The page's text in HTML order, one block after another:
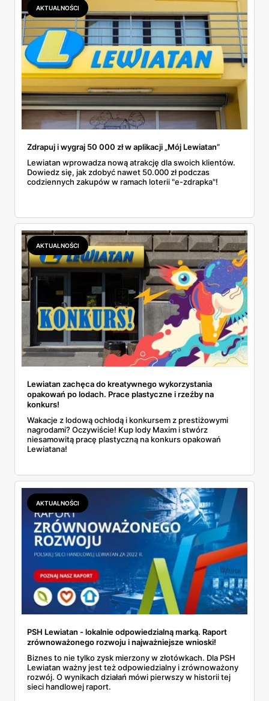
AKTUALNOŚCI
Zdrapuj i wygraj 50 000 zł w aplikacji „Mój Lewiatan”
Lewiatan wprowadza nową atrakcję dla swoich klientów.
Dowiedz się, jak zdobyć nawet 50.000 zł podczas
codziennych zakupów w ramach loterii "e-zdrapka"!
AKTUALNOŚCI
Lewiatan zachęca do kreatywnego wykorzystania
opakowań po lodach. Prace plastyczne i rzeźby na
konkurs!
Wakacje z lodową ochłodą i konkursem z prestiżowymi
nagrodami? Oczywiście! Kup lody Maxim i stwórz
niesamowitą pracę plastyczną na konkurs opakowań
Lewiatana!
AKTUALNOŚCI
PSH Lewiatan - lokalnie odpowiedzialną marką. Raport
zrównoważonego rozwoju i najważniejsze wnioski!
Biznes to nie tylko zysk mierzony w złotówkach. Dla PSH
Lewiatan ważny jest też odpowiedzialny i zrównoważony
rozwój. O wynikach działań mówi pierwszy w historii tej
sieci handlowej raport.